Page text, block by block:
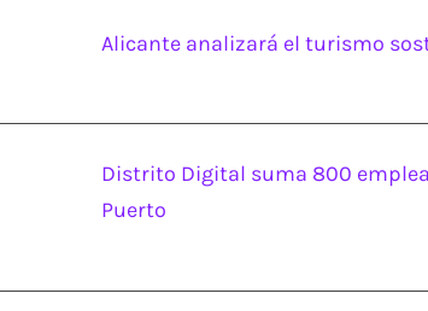
Alicante analizará el turismo
Distrito Digital suma 800
Puerto